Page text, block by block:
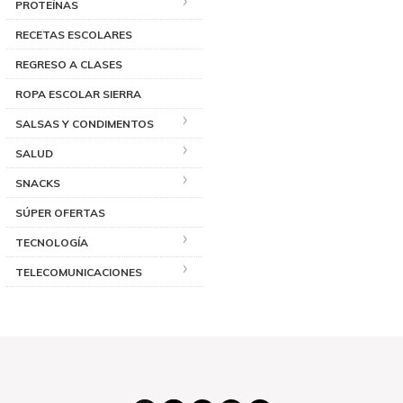
PROTEÍNAS
RECETAS ESCOLARES
REGRESO A CLASES
ROPA ESCOLAR SIERRA
SALSAS Y CONDIMENTOS
SALUD
SNACKS
SÚPER OFERTAS
TECNOLOGÍA
TELECOMUNICACIONES